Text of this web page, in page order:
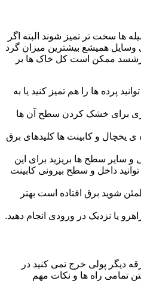
ها سخت تر تمیز شوند البته اگر
همیشع بیشترین میزان گرد
رشسد ممکن است کل خاک ها بر
پرده ها را هم تمیز کنید یا به
برای خشک کردن سطح آن ها
و کابینت ها کلیدهای برق
و سایر سطح ها بریزید برای این
داخل و سطح بیرونی کابینت
شوید برق افتاده است بهتر
یا نزدیک در ورودی انجام دهید.
دیگر پولی خرج نمی کنید در
تمامی راه ها و نکات مهم